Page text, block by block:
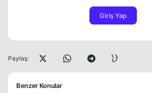
Giriş Yap
Paylaş:
Benzer Konular